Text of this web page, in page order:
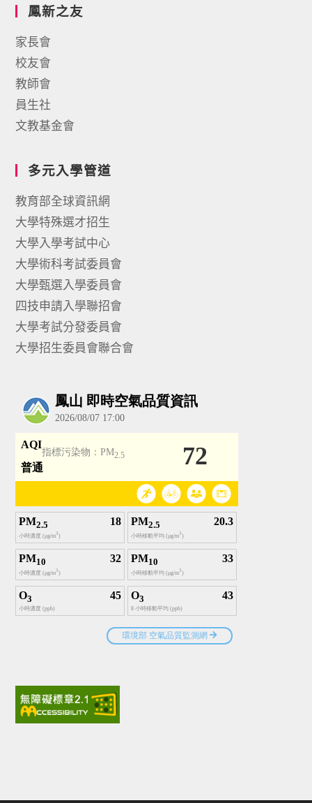
鳳新之友
家長會
校友會
教師會
員生社
文教基金會
多元入學管道
教育部全球資訊網
大學特殊選才招生
大學入學考試中心
大學術科考試委員會
大學甄選入學委員會
四技申請入學聯招會
大學考試分發委員會
大學招生委員會聯合會